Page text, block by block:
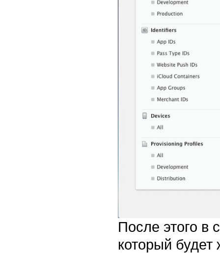
После этого в
который